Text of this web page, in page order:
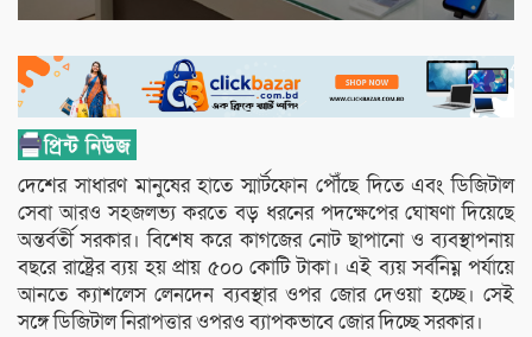
দেশের সাধারণ মানুষের হাতে স্মার্টফোন পৌঁছে দিতে এবং ডিজিটাল
সেবা আরও সহজলভ্য করতে বড় ধরনের পদক্ষেপের ঘোষণা দিয়েছে
অন্তর্বর্তী সরকার। বিশেষ করে কাগজের নোট ছাপানো ও ব্যবস্থাপনায়
বছরে রাষ্ট্রের ব্যয় হয় প্রায় ৫০০ কোটি টাকা। এই ব্যয় সর্বনিম্ন পর্যায়ে
আনতে ক্যাশলেস লেনদেন ব্যবস্থার ওপর জোর দেওয়া হচ্ছে। সেই
সঙ্গে ডিজিটাল নিরাপত্তার ওপরও ব্যাপকভাবে জোর দিচ্ছে সরকার।